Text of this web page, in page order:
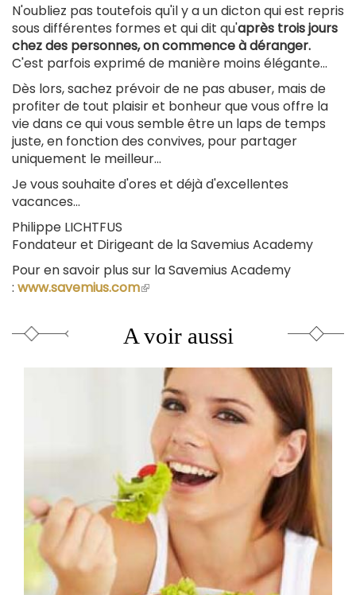
N'oubliez pas toutefois qu'il y a un dicton qui est repris
sous différentes formes et qui dit qu'après trois jours
chez des personnes, on commence à déranger.
C'est parfois exprimé de manière moins élégante...
Dès lors, sachez prévoir de ne pas abuser, mais de
profiter de tout plaisir et bonheur que vous offre la
vie dans ce qui vous semble être un laps de temps
juste, en fonction des convives, pour partager
uniquement le meilleur...
Je vous souhaite d'ores et déjà d'excellentes
vacances...
Philippe LICHTFUS
Fondateur et Dirigeant de la Savemius Academy
Pour en savoir plus sur la Savemius Academy
: www.savemius.com(le
externe)
A voir aussi